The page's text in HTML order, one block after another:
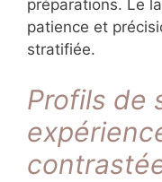
préparations. Le
patience et
stratifiée.
Profils de